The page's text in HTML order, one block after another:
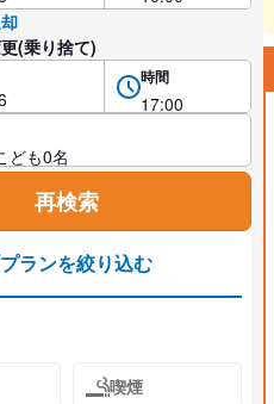
(乗り捨て)
時間
再検索
プランを絞り込む
喫煙